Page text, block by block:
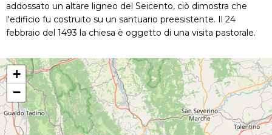
addossato un altare ligneo del Seicento, ciò dimostra che
l'edificio fu costruito su un santuario preesistente. Il 24
febbraio del 1493 la chiesa è oggetto di una visita pastorale.
+
−